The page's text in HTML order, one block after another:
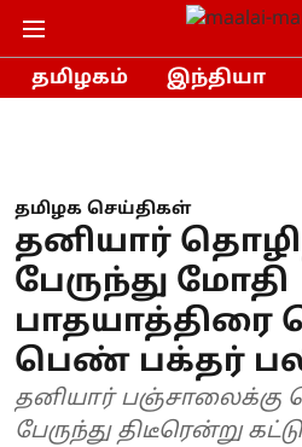
தமிழகம் இந்தியா
தமிழக செய்திகள்
தனியார்
பேருந்து மோதி
பாதயாத்திரை
பெண் பக்தர்
தனியார்
பேருந்து திடீரென்று